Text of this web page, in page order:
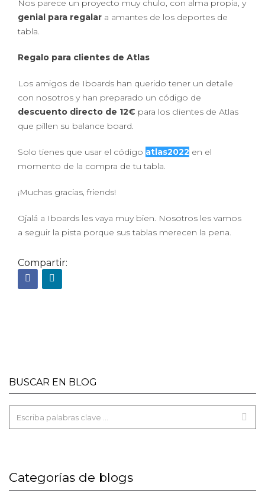
Nos parece un proyecto muy chulo, con alma propia, y
genial para regalar a amantes de los deportes de
tabla.
Regalo para clientes de Atlas
Los amigos de Iboards han querido tener un detalle
con nosotros y han preparado un código de
descuento directo de 12€ para los clientes de Atlas
que pillen su balance board.
Solo tienes que usar el código atlas2022 en el
momento de la compra de tu tabla.
¡Muchas gracias, friends!
Ojalá a Iboards les vaya muy bien. Nosotros les vamos
a seguir la pista porque sus tablas merecen la pena.
Compartir:
BUSCAR EN BLOG
Categorías de blogs